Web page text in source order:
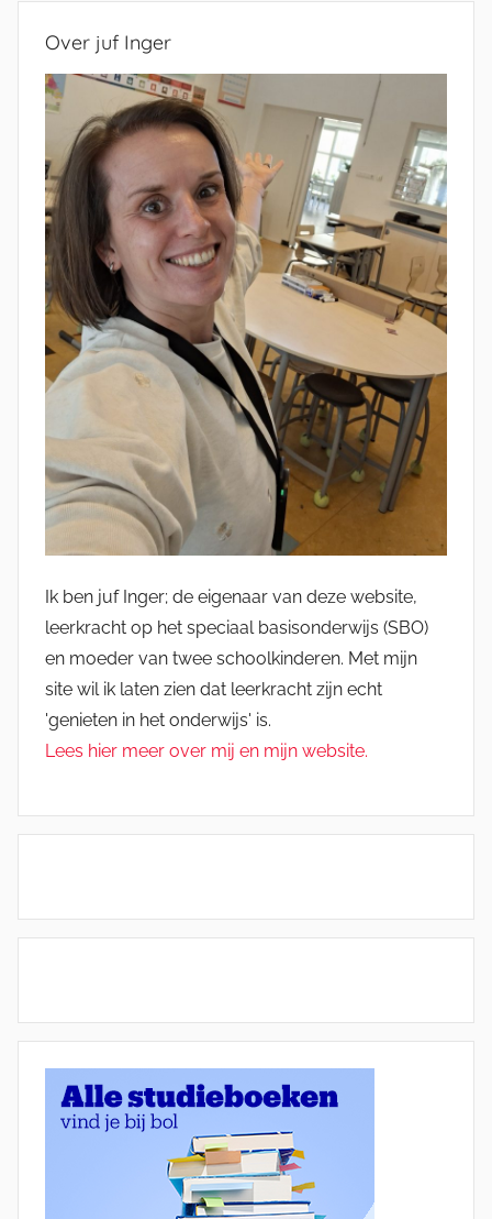
Over juf Inger
Ik ben juf Inger; de eigenaar van deze website,
leerkracht op het speciaal basisonderwijs (SBO)
en moeder van twee schoolkinderen. Met mijn
site wil ik laten zien dat leerkracht zijn echt
'genieten in het onderwijs' is.
Lees hier meer over mij en mijn website.